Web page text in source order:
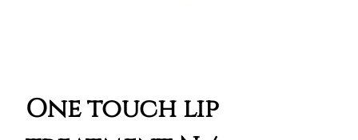
One touch lip